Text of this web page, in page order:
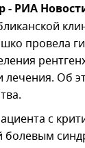
РИА
провела
лечения. Об
с